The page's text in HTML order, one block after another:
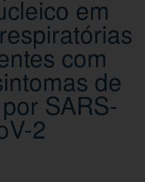
em
com
de
SARS-
2